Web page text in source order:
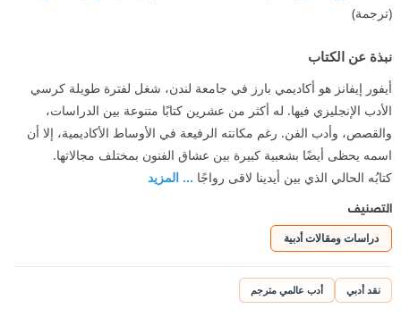
(ترجمة)
نبذة عن الكتاب
أيفور إيفانز هو أكاديمي بارز في جامعة لندن، شغل لفترة طويلة كرسي
الأدب الإنجليزي فيها. له أكثر من عشرين كتابًا متنوعة بين الدراسات،
والقصص، وأدب الفن. رغم مكانته الرفيعة في الأوساط الأكاديمية، إلا أن
اسمه يحظى أيضًا بشعبية كبيرة بين عشاق الفنون بمختلف مجالاتها.
كتابُه الحالي الذي بين أيدينا لاقى رواجًا ... المزيد
التصنيف
دراسات ومقالات أدبية
نقد أدبي أدب عالمي مترجم